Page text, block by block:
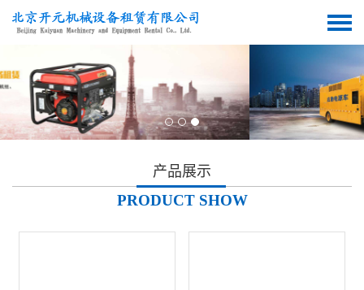
产品展示
PRODUCT SHOW